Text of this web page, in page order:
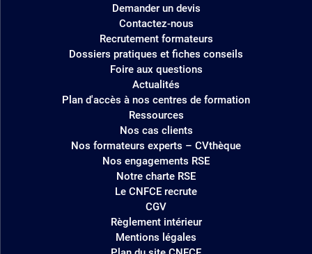
Demander un devis
Contactez-nous
Recrutement formateurs
Dossiers pratiques et fiches conseils
Foire aux questions
Actualités
Plan d'accès à nos centres de formation
Ressources
Nos cas clients
Nos formateurs experts – CVthèque
Nos engagements RSE
Notre charte RSE
Le CNFCE recrute
CGV
Règlement intérieur
Mentions légales